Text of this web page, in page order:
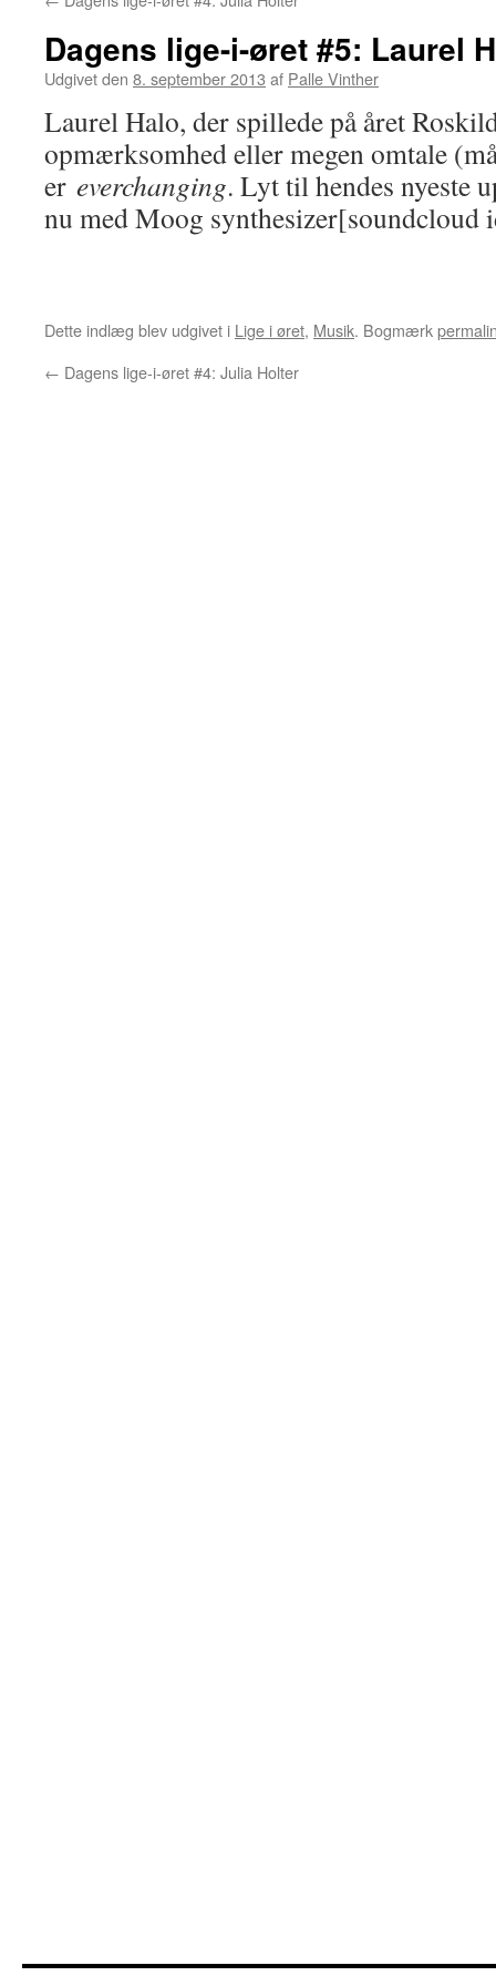
Dagens lige-i-øret #5: Laurel
Udgivet den 8. september 2013 af Palle Vinther
Laurel Halo, der spillede på året
opmærksomhed eller megen omtale
er everchanging. Lyt til hendes nyeste
nu med Moog synthesizer[soundcloud
Dette indlæg blev udgivet i Lige i øret, Musik. Bogmærk
← Dagens lige-i-øret #4: Julia Holter